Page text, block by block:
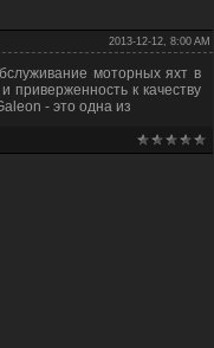
2013-12-12, 8:00 AM
моторных яхт в
приверженность к качеству
- это одна из